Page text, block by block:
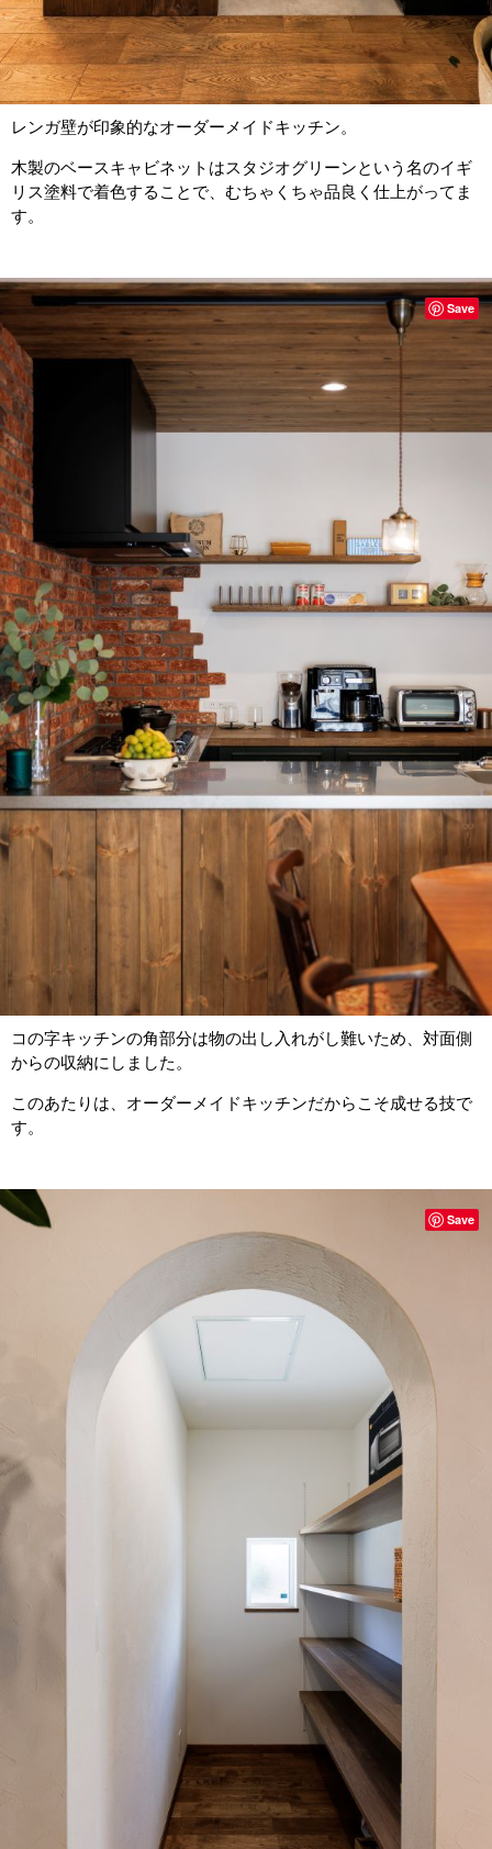
レンガ壁が印象的なオーダーメイドキッチン。
木製のベースキャビネットはスタジオグリーンという名のイギ
リス塗料で着色することで、むちゃくちゃ品良く仕上がってま
す。
コの字キッチンの角部分は物の出し入れがし難いため、対面側
からの収納にしました。
このあたりは、オーダーメイドキッチンだからこそ成せる技で
す。
Save
Save